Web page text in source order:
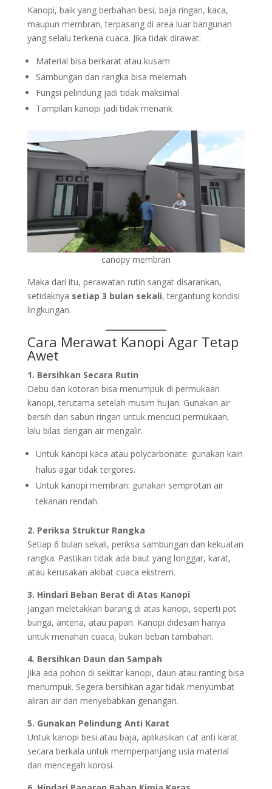
Kanopi, baik yang berbahan besi, baja ringan, kaca,
maupun membran, terpasang di area luar bangunan
yang selalu terkena cuaca. Jika tidak dirawat:
Material bisa berkarat atau kusam
Sambungan dan rangka bisa melemah
Fungsi pelindung jadi tidak maksimal
Tampilan kanopi jadi tidak menarik
canopy membran
Maka dari itu, perawatan rutin sangat disarankan,
setidaknya setiap 3 bulan sekali, tergantung kondisi
lingkungan.
Cara Merawat Kanopi Agar Tetap
Awet
1. Bersihkan Secara Rutin
Debu dan kotoran bisa menumpuk di permukaan
kanopi, terutama setelah musim hujan. Gunakan air
bersih dan sabun ringan untuk mencuci permukaan,
lalu bilas dengan air mengalir.
Untuk kanopi kaca atau polycarbonate: gunakan kain
halus agar tidak tergores.
Untuk kanopi membran: gunakan semprotan air
tekanan rendah.
2. Periksa Struktur Rangka
Setiap 6 bulan sekali, periksa sambungan dan kekuatan
rangka. Pastikan tidak ada baut yang longgar, karat,
atau kerusakan akibat cuaca ekstrem.
3. Hindari Beban Berat di Atas Kanopi
Jangan meletakkan barang di atas kanopi, seperti pot
bunga, antena, atau papan. Kanopi didesain hanya
untuk menahan cuaca, bukan beban tambahan.
4. Bersihkan Daun dan Sampah
Jika ada pohon di sekitar kanopi, daun atau ranting bisa
menumpuk. Segera bersihkan agar tidak menyumbat
aliran air dan menyebabkan genangan.
5. Gunakan Pelindung Anti Karat
Untuk kanopi besi atau baja, aplikasikan cat anti karat
secara berkala untuk memperpanjang usia material
dan mencegah korosi.